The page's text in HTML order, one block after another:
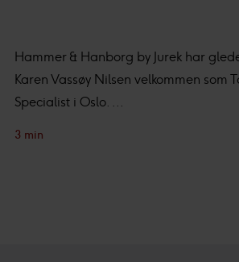
Hammer & Hanborg by Jurek har
Karen Vassøy Nilsen velkommen som
Specialist i Oslo. ...
3 min